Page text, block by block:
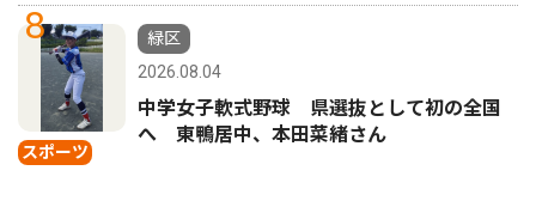
8
スポーツ
緑区
2026.08.04
中学女子軟式野球 県選抜として初の全国
へ 東鴨居中、本田菜緒さん